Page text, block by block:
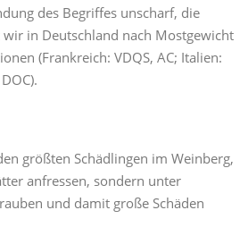
des Begriffes unscharf, die
in Deutschland nach Mostgewicht
(Frankreich: VDQS, AC; Italien:
größten Schädlingen im Weinberg,
anfressen, sondern unter
und damit große Schäden